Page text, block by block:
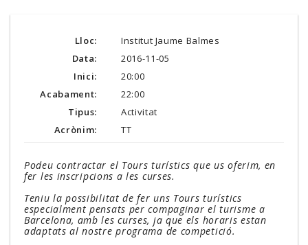
Lloc:
Data:
Inici:
Acabament:
Tipus:
Acrònim:
Institut Jaume Balmes
2016-11-05
20:00
22:00
Activitat
TT
Podeu contractar el Tours turístics que us oferim, en
fer les inscripcions a les curses.
Teniu la possibilitat de fer uns Tours turístics
especialment pensats per compaginar el turisme a
Barcelona, amb les curses, ja que els horaris estan
adaptats al nostre programa de competició.